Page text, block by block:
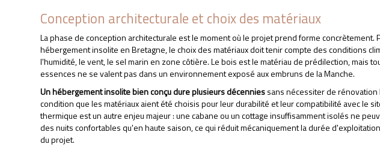
CONCEPTION
APPELEZ-NOUS DEVIS GRATUIT
Conception architecturale et choix des matériaux
La phase de conception architecturale est le moment où le projet prend forme concrètement.
hébergement insolite en Bretagne, le choix des matériaux doit tenir compte des conditions
l'humidité, le vent, le sel marin en zone côtière. Le bois est le matériau de prédilection, mais
essences ne se valent pas dans un environnement exposé aux embruns de la Manche.
Un hébergement insolite bien conçu dure plusieurs décenniessans nécessiter de rénovation
condition que les matériaux aient été choisis pour leur durabilité et leur compatibilité avec le
thermique est un autre enjeu majeur : une cabane ou un cottage insuffisamment isolés ne
des nuits confortables qu'en haute saison, ce qui réduit mécaniquement la durée
du projet.